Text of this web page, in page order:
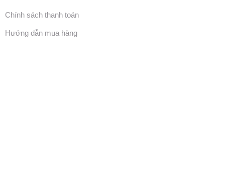
Chính sách thanh toán
Hướng dẫn mua hàng